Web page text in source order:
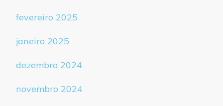
fevereiro 2025
janeiro 2025
dezembro 2024
novembro 2024